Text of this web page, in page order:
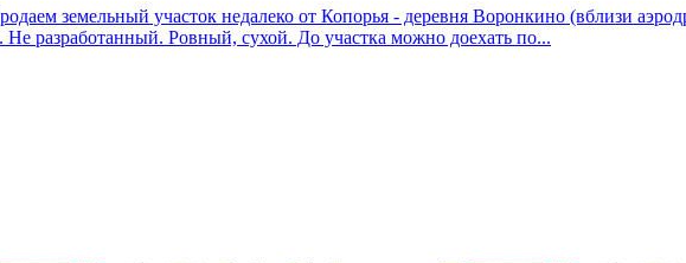
земельный участок недалеко от Копорья - деревня Воронкино (вблизи
разработанный. Ровный, сухой. До участка можно доехать по...